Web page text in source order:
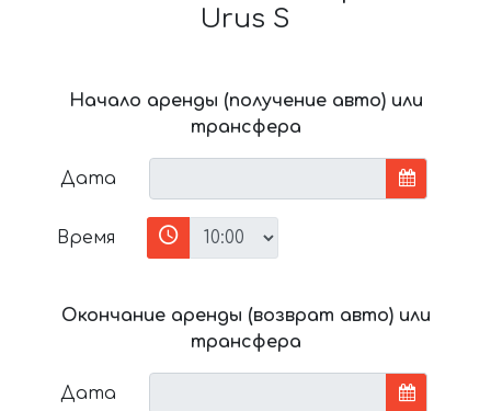
Urus S
Начало аренды (получение авто) или
трансфера
Дата
Время
Окончание аренды (возврат авто) или
трансфера
Дата